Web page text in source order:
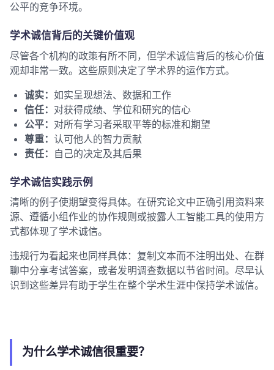
公平的竞争环境。
学术诚信背后的关键价值观
尽管各个机构的政策有所不同，但学术诚信背后的核心价值
观却非常一致。这些原则决定了学术界的运作方式。
诚实： 如实呈现想法、数据和工作
信任： 对获得成绩、学位和研究的信心
公平： 对所有学习者采取平等的标准和期望
尊重： 认可他人的智力贡献
责任： 自己的决定及其后果
学术诚信实践示例
清晰的例子使期望变得具体。在研究论文中正确引用资料来
源、遵循小组作业的协作规则或披露人工智能工具的使用方
式都体现了学术诚信。
违规行为看起来也同样具体：复制文本而不注明出处、在群
聊中分享考试答案，或者发明调查数据以节省时间。尽早认
识到这些差异有助于学生在整个学术生涯中保持学术诚信。
为什么学术诚信很重要？